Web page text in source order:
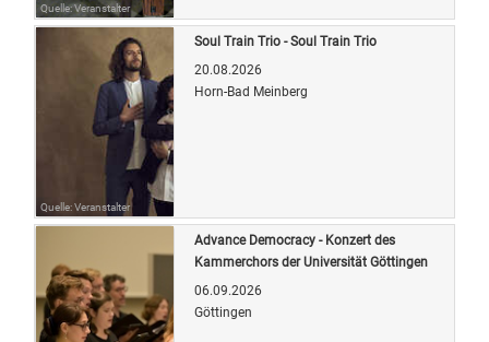
Quelle: Veranstalter
Quelle: Veranstalter
Soul Train Trio - Soul Train Trio
20.08.2026
Horn-Bad Meinberg
Advance Democracy - Konzert des
Kammerchors der Universität Göttingen
06.09.2026
Göttingen